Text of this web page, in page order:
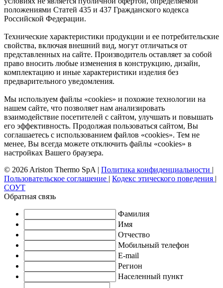
положениями Статей 435 и 437 Гражданского кодекса
Российской Федерации.
Технические характеристики продукции и ее потребительские
свойства, включая внешний вид, могут отличаться от
представленных на сайте. Производитель оставляет за собой
право вносить любые изменения в конструкцию, дизайн,
комплектацию и иные характеристики изделия без
предварительного уведомления.
Мы используем файлы «cookies» и похожие технологии на
нашем сайте, что позволяет нам анализировать
взаимодействие посетителей с сайтом, улучшать и повышать
его эффективность. Продолжая пользоваться сайтом, Вы
соглашаетесь с использованием файлов «cookies». Тем не
менее, Вы всегда можете отключить файлы «cookies» в
настройках Вашего браузера.
© 2026 Ariston Thermo SpA | Политика конфиденциальности |
Пользовательское соглашение | Кодекс этического поведения |
СОУТ
Обратная связь
Фамилия
Имя
Отчество
Мобильный телефон
E-mail
Регион
Населенный пункт